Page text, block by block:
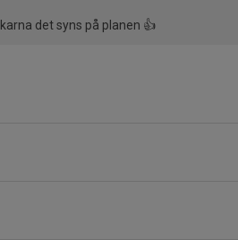
det syns på planen 👍